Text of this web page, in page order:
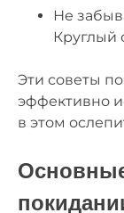
Не
Круглый
Эти советы
эффективно
в этом